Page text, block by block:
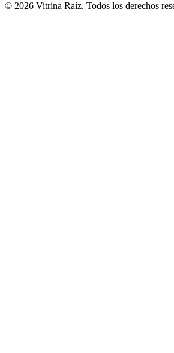
© 2026 Vitrina Raíz. Todos los derechos